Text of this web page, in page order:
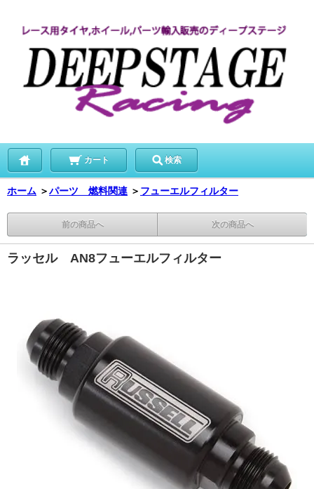
カート 検索
ホーム ＞パーツ 燃料関連 ＞ フューエルフィルター
前の商品へ 次の商品へ
ラッセル AN8フューエルフィルター